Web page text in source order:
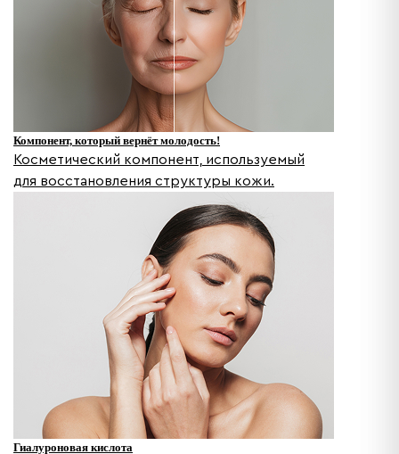
Компонент, который вернёт молодость!
Косметический компонент, используемый
для восстановления структуры кожи.
Гиалуроновая кислота